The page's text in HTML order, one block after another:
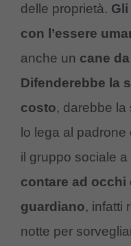
delle proprietà.
con l’essere
anche un cane
Difenderebbe la
costo, darebbe la
lo lega al padrone
il gruppo sociale
contare ad
guardiano, infatti
notte per